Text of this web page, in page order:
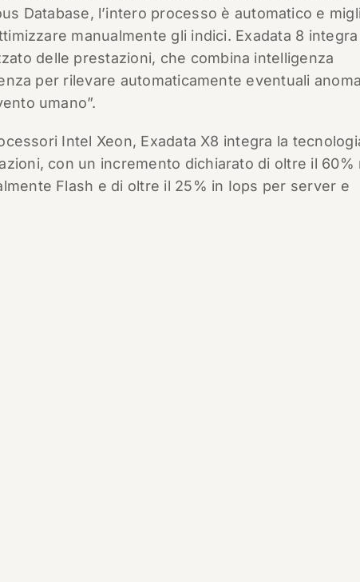
Database, l’intero processo è automatico e
manualmente gli indici. Exadata 8 integra
delle prestazioni, che combina intelligenza
per rilevare automaticamente eventuali
umano”.
Intel Xeon, Exadata X8 integra la
con un incremento dichiarato di oltre il 60%
Flash e di oltre il 25% in Iops per server e